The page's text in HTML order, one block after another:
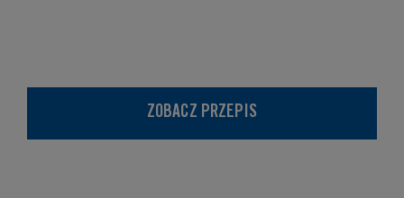
ZOBACZ PRZEPIS